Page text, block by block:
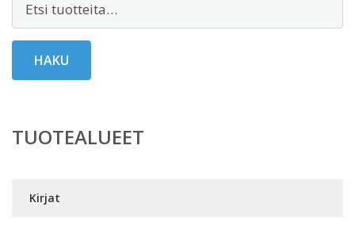
HAKU
TUOTEALUEET
Kirjat